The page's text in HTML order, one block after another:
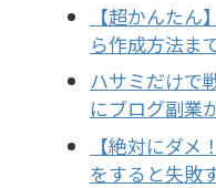
【超かんた
ら作成方法ま
ハサミだけで
にブログ副業
【絶対にダ
をすると失敗